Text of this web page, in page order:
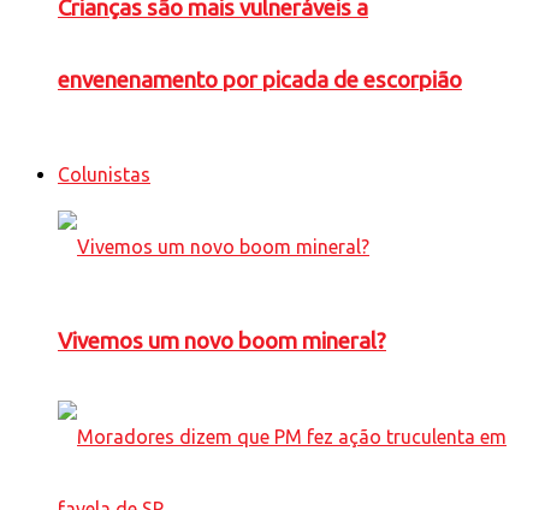
Crianças são mais vulneráveis a
envenenamento por picada de escorpião
Colunistas
Vivemos um novo boom mineral?